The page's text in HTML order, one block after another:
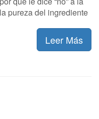
pureza del ingrediente
Leer Más